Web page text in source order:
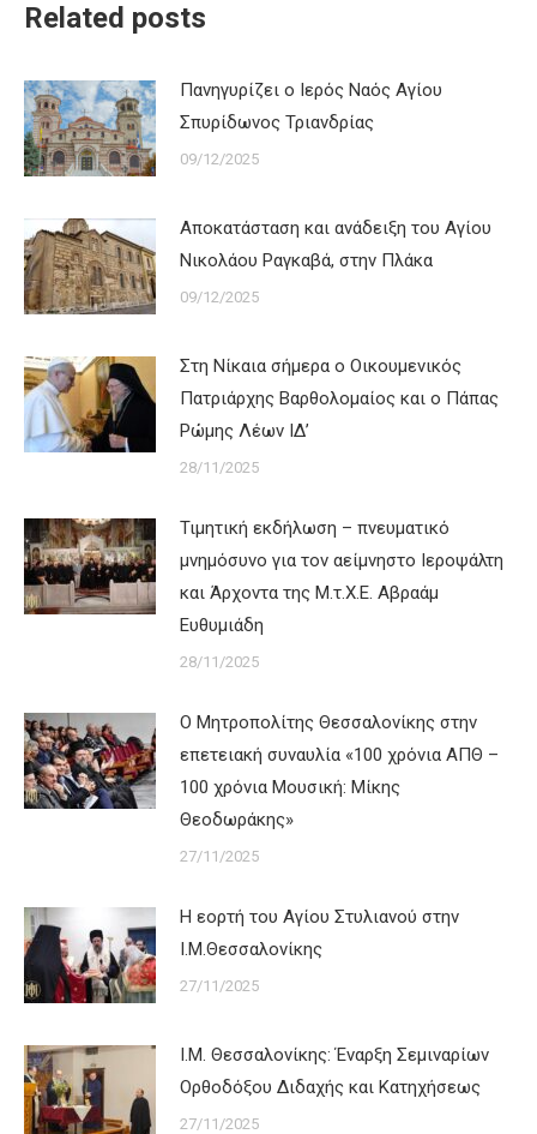
Related posts
Πανηγυρίζει ο Ιερός Ναός Αγίου
Σπυρίδωνος Τριανδρίας
09/12/2025
Αποκατάσταση και ανάδειξη του Αγίου
Νικολάου Ραγκαβά, στην Πλάκα
09/12/2025
Στη Νίκαια σήμερα ο Οικουμενικός
Πατριάρχης Βαρθολομαίος και ο Πάπας
Ρώμης Λέων ΙΔ’
28/11/2025
Τιμητική εκδήλωση – πνευματικό
μνημόσυνο για τον αείμνηστο Ιεροψάλτη
και Άρχοντα της Μ.τ.Χ.Ε. Αβραάμ
Ευθυμιάδη
28/11/2025
Ο Μητροπολίτης Θεσσαλονίκης στην
επετειακή συναυλία «100 χρόνια ΑΠΘ –
100 χρόνια Μουσική: Μίκης
Θεοδωράκης»
27/11/2025
Η εορτή του Αγίου Στυλιανού στην
Ι.Μ.Θεσσαλονίκης
27/11/2025
Ι.Μ. Θεσσαλονίκης: Έναρξη Σεμιναρίων
Ορθοδόξου Διδαχής και Κατηχήσεως
27/11/2025